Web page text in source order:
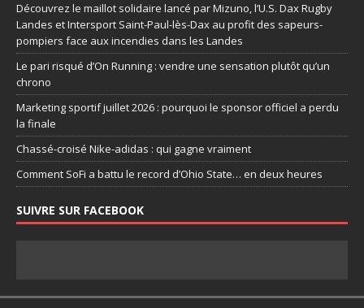
Découvrez le maillot solidaire lancé par Mizuno, l’U.S. Dax Rugby
Landes et Intersport Saint-Paul-lès-Dax au profit des sapeurs-
pompiers face aux incendies dans les Landes
Le pari risqué d’On Running : vendre une sensation plutôt qu’un
chrono
Marketing sportif juillet 2026 : pourquoi le sponsor officiel a perdu
la finale
Chassé-croisé Nike-adidas : qui gagne vraiment
Comment SoFi a battu le record d’Ohio State… en deux heures
SUIVRE SUR FACEBOOK